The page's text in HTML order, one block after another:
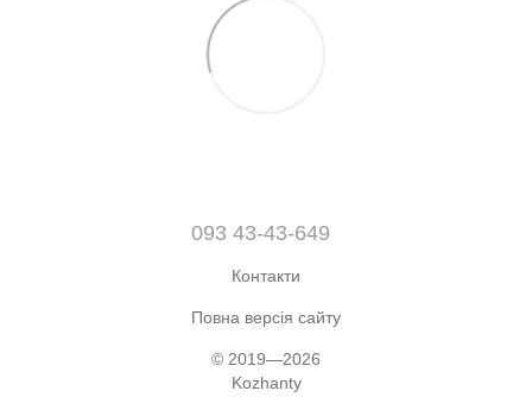
093 43-43-649
Контакти
Повна версія сайту
© 2019—2026
Kozhanty